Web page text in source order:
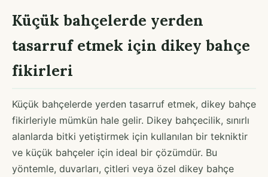
Küçük bahçelerde yerden
tasarruf etmek için dikey bahçe
fikirleri
Küçük bahçelerde yerden tasarruf etmek, dikey bahçe
fikirleriyle mümkün hale gelir. Dikey bahçecilik, sınırlı
alanlarda bitki yetiştirmek için kullanılan bir tekniktir
ve küçük bahçeler için ideal bir çözümdür. Bu
yöntemle, duvarları, çitleri veya özel dikey bahçe